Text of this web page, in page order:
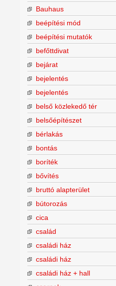
Bauhaus
beépítési mód
beépítési mutatók
befőttdivat
bejárat
bejelentés
bejelentés
belső közlekedő tér
belsőépítészet
bérlakás
bontás
boríték
bővítés
bruttó alapterület
bútorozás
cica
család
családi ház
családi ház
családi ház + hall